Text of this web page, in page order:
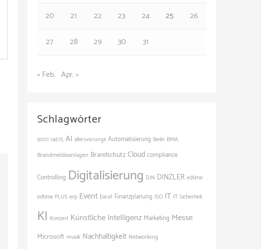
20
21 22 23 24 25
26
27
28 29 30 31
« Feb. Apr. »
Schlagwörter
9001 14675 AI altersvorsorge Automatisierung Berlin BMA
Brandmeldeanlagen BrandschutzCloud compliance
Controlling Digitalisierung DIN DINZLER edtime
edtime PLUS erp Event Excel Finanzplanung ISO IT IT Sicherheit
KI Konzert Künstliche Intelligenz Marketing Messe
Microsoft musik Nachhaltigkeit Networking